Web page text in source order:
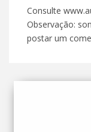
Consulte
Observação:
postar um